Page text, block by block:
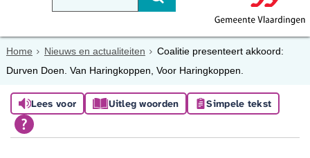
Home Nieuws en actualiteiten
Coalitie presenteert akkoord:
Durven Doen. Van Haringkoppen, Voor Haringkoppen.
Lees voor Uitleg woorden Simpele tekst